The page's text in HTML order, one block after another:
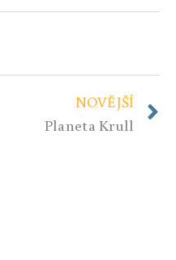
NOVĚJŠÍ
Planeta Krull